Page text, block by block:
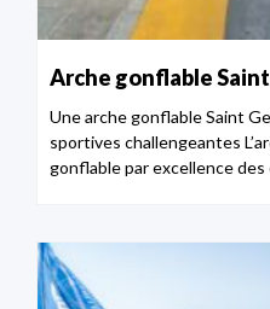
Arche gonflable
Une arche gonflable Saint
sportives challengeantes
gonflable par excellence des